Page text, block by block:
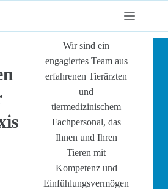
Wir sind ein
engagiertes Team aus
erfahrenen Tierärzten
und
tiermedizinischem
Fachpersonal, das
Ihnen und Ihren
Tieren mit
Kompetenz und
Einfühlungsvermögen